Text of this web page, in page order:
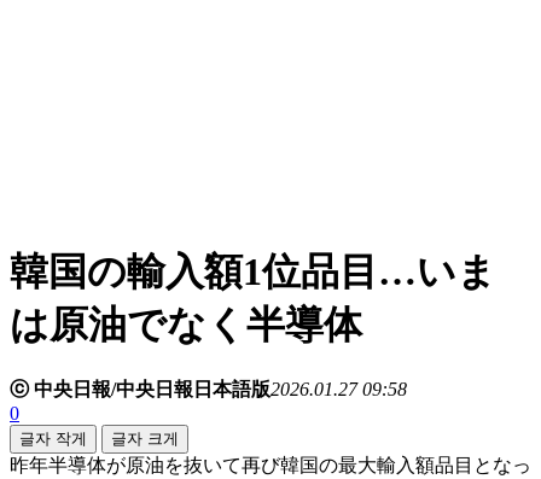
韓国の輸入額1位品目…いま
は原油でなく半導体
ⓒ 中央日報/中央日報日本語版2026.01.27 09:58
0
글자 작게 글자 크게
昨年半導体が原油を抜いて再び韓国の最大輸入額品目となっ